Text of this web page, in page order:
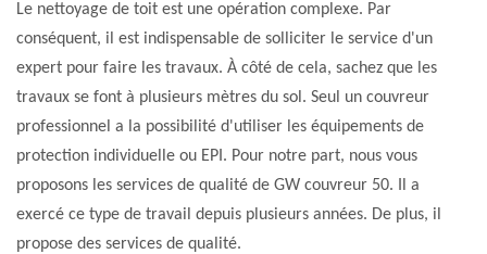
Le nettoyage de toit est une opération complexe. Par
conséquent, il est indispensable de solliciter le service d'un
expert pour faire les travaux. À côté de cela, sachez que les
travaux se font à plusieurs mètres du sol. Seul un couvreur
professionnel a la possibilité d'utiliser les équipements de
protection individuelle ou EPI. Pour notre part, nous vous
proposons les services de qualité de GW couvreur 50. Il a
exercé ce type de travail depuis plusieurs années. De plus, il
propose des services de qualité.